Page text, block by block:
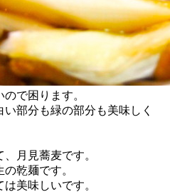
で困ります。
部分も緑の部分も美味しく
月見蕎麦です。
乾麺です。
美味しいです。